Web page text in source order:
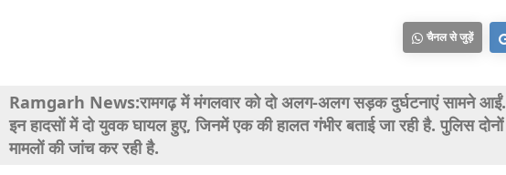
चैनल से जुड़ें
Ramgarh News:रामगढ़ में मंगलवार को दो अलग-अलग सड़क दुर्घटनाएं सामने आईं.
इन हादसों में दो युवक घायल हुए, जिनमें एक की हालत गंभीर बताई जा रही है. पुलिस दोनों
मामलों की जांच कर रही है.